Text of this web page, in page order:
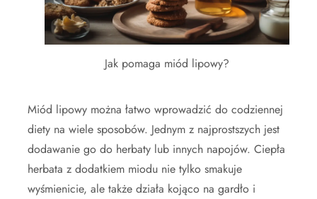
Jak pomaga miód lipowy?
Miód lipowy można łatwo wprowadzić do codziennej
diety na wiele sposobów. Jednym z najprostszych jest
dodawanie go do herbaty lub innych napojów. Ciepła
herbata z dodatkiem miodu nie tylko smakuje
wyśmienicie, ale także działa kojąco na gardło i